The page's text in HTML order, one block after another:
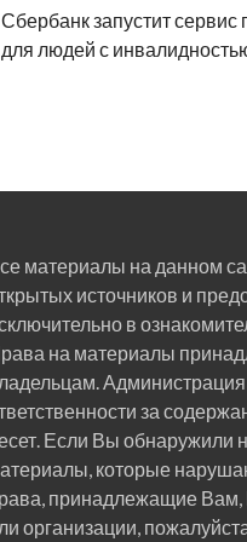
Сбербанк запустит сервис
для людей с
материалы на данном
источников и
в
на материалы
Администрация
за
Если Вы обнаружили
которые
принадлежащие
организации,